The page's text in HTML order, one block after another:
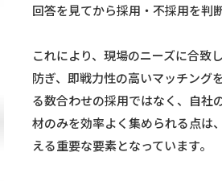
回答を見てから採用・不採用を判
これにより、現場のニーズに合致
防ぎ、即戦力性の高いマッチング
る数合わせの採用ではなく、自社
材のみを効率よく集められる点は
える重要な要素となっています。